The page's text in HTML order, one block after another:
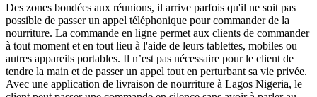
Des zones bondées aux réunions, il arrive parfois qu'il ne soit pas
possible de passer un appel téléphonique pour commander de la
nourriture. La commande en ligne permet aux clients de commander
à tout moment et en tout lieu à l'aide de leurs tablettes, mobiles ou
autres appareils portables. Il n’est pas nécessaire pour le client de
tendre la main et de passer un appel tout en perturbant sa vie privée.
Avec une application de livraison de nourriture à Lagos Nigeria, le